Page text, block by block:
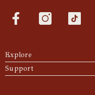
Explore
Support